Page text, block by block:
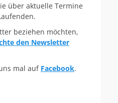
über aktuelle Termine
beziehen möchten,
den Newsletter
mal auf Facebook.